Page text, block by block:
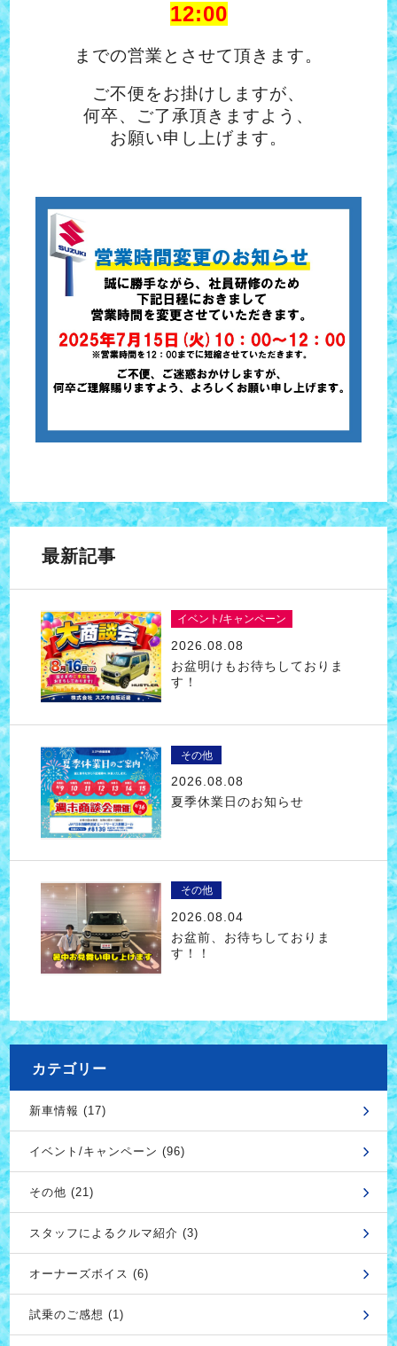
12:00
までの営業とさせて頂きます。
ご不便をお掛けしますが、
何卒、ご了承頂きますよう、
お願い申し上げます。
最新記事
イベント/キャンペーン
2026.08.08
お盆明けもお待ちしておりま
す！
その他
2026.08.08
夏季休業日のお知らせ
その他
2026.08.04
お盆前、お待ちしておりま
す！！
カテゴリー
新車情報 (17)
イベント/キャンペーン (96)
その他 (21)
スタッフによるクルマ紹介 (3)
オーナーズボイス (6)
試乗のご感想 (1)